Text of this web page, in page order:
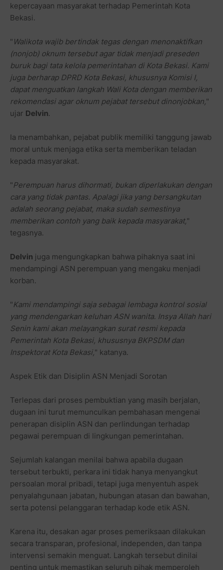
kepercayaan masyarakat terhadap Pemerintah Kota
Bekasi.
" Walikota wajib bertindak tegas dengan menonaktifkan
(nonjob) oknum tersebut agar tidak menjadi preseden
buruk bagi tata kelola pemerintahan di Kota Bekasi. Kami
juga berharap DPRD Kota Bekasi, khususnya Komisi I,
dapat menguatkan langkah Wali Kota dengan memberikan
rekomendasi agar oknum pejabat tersebut dinonjobkan,"
ujar Delvin.
Ia menambahkan, pejabat publik memiliki tanggung jawab
moral untuk menjaga etika serta memberikan teladan
kepada masyarakat.
"Perempuan harus dihormati, bukan diperlakukan dengan
cara yang tidak pantas. Apalagi jika yang bersangkutan
adalah seorang pejabat, maka sudah semestinya
memberikan contoh yang baik kepada masyarakat,"
tegasnya.
Delvin juga mengungkapkan bahwa pihaknya saat ini
mendampingi ASN perempuan yang mengaku menjadi
korban.
"Kami mendampingi saja sebagai lembaga kontrol sosial
yang mendengarkan keluhan ASN wanita. Insya Allah hari
Senin kami akan melayangkan surat resmi kepada
Pemerintah Kota Bekasi, khususnya BKPSDM dan
Inspektorat Kota Bekasi," katanya.
Aspek Etik dan Disiplin ASN Menjadi Sorotan
Terlepas dari proses pembuktian yang masih berjalan,
dugaan ini turut memunculkan pembahasan mengenai
penerapan disiplin ASN dan perlindungan terhadap
pegawai perempuan di lingkungan pemerintahan.
Sejumlah kalangan menilai bahwa apabila dugaan
tersebut terbukti, perkara ini tidak hanya menyangkut
persoalan moral pribadi, tetapi juga menyentuh aspek
penyalahgunaan jabatan, hubungan atasan dan bawahan,
serta potensi pelanggaran terhadap kode etik ASN.
Karena itu, desakan agar proses pemeriksaan dilakukan
secara transparan, profesional, independen, dan tanpa
intervensi semakin menguat. Langkah tersebut dinilai
penting untuk memastikan seluruh pihak memperoleh